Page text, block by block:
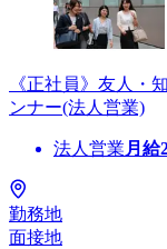
《正社員》友人・
ンナー(法人営業)
法人営業 月給
勤務地
面接地